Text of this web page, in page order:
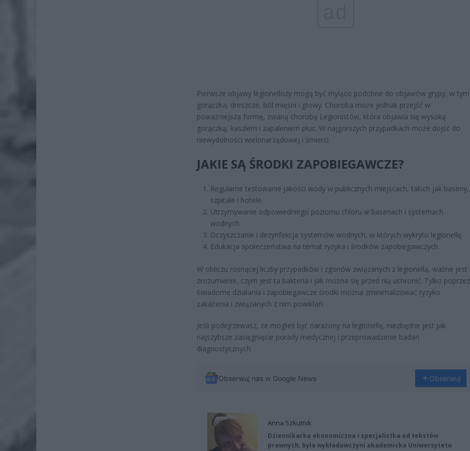
Pierwsze objawy legionellozy mogą być myląco podobne do objawów grypy, w tym
gorączka, dreszcze, ból mięśni i głowy. Choroba może jednak przejść w
poważniejszą formę, zwaną chorobą Legionistów, która objawia się wysoką
gorączką, kaszlem i zapaleniem płuc. W najgorszych przypadkach może dojść do
niewydolności wielonarządowej i śmierci.
JAKIE SĄ ŚRODKI ZAPOBIEGAWCZE?
Regularne testowanie jakości wody w publicznych miejscach, takich jak baseny,
szpitale i hotele.
Utrzymywanie odpowiedniego poziomu chloru w basenach i systemach
wodnych.
Oczyszczanie i dezynfekcja systemów wodnych, w których wykryto legionellę.
Edukacja społeczeństwa na temat ryzyka i środków zapobiegawczych.
W obliczu rosnącej liczby przypadków i zgonów związanych z legionellą, ważne jest
zrozumienie, czym jest ta bakteria i jak można się przed nią uchronić. Tylko poprzez
świadome działania i zapobiegawcze środki można zminimalizować ryzyko
zakażenia i związanych z nim powikłań.
Jeśli podejrzewasz, że mogłeś być narażony na legionellę, niezbędne jest jak
najszybsze zasięgnięcie porady medycznej i przeprowadzenie badań
diagnostycznych.
Obserwuj nas w Google News Obserwuj
Anna Szkutnik
Dziennikarka ekonomiczna i specjalistka od tekstów
prawnych, była wykładowczyni akademicka Uniwersytetu